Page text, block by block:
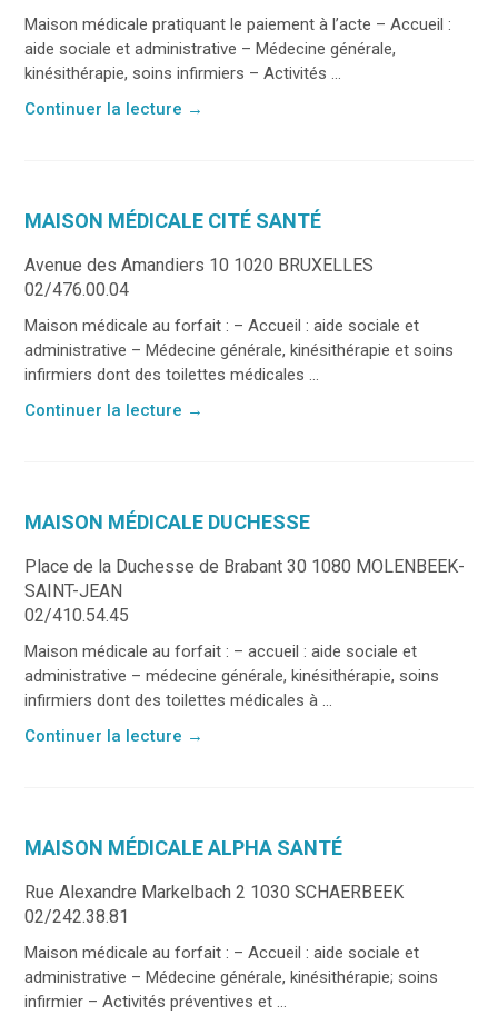
Maison médicale pratiquant le paiement à l’acte – Accueil :
aide sociale et administrative – Médecine générale,
kinésithérapie, soins infirmiers – Activités ...
Continuer la lecture →
MAISON MÉDICALE CITÉ SANTÉ
Avenue des Amandiers 10 1020 BRUXELLES
02/476.00.04
Maison médicale au forfait : – Accueil : aide sociale et
administrative – Médecine générale, kinésithérapie et soins
infirmiers dont des toilettes médicales ...
Continuer la lecture →
MAISON MÉDICALE DUCHESSE
Place de la Duchesse de Brabant 30 1080 MOLENBEEK-
SAINT-JEAN
02/410.54.45
Maison médicale au forfait : – accueil : aide sociale et
administrative – médecine générale, kinésithérapie, soins
infirmiers dont des toilettes médicales à ...
Continuer la lecture →
MAISON MÉDICALE ALPHA SANTÉ
Rue Alexandre Markelbach 2 1030 SCHAERBEEK
02/242.38.81
Maison médicale au forfait : – Accueil : aide sociale et
administrative – Médecine générale, kinésithérapie; soins
infirmier – Activités préventives et ...